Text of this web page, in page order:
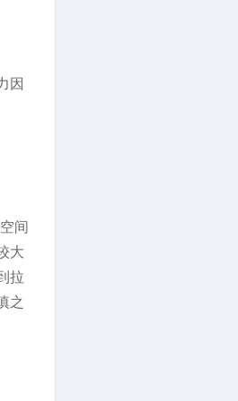
因
间
大
拉
之